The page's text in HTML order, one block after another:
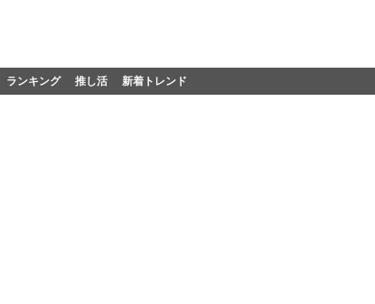
ランキング 推し活 新着トレンド